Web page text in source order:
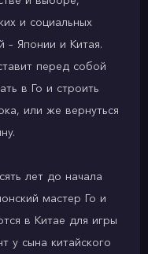
и социальных
Японии и Китая.
перед собой
в Го и строить
или же вернуться
лет до начала
мастер Го и
в Китае для игры
у сына китайского